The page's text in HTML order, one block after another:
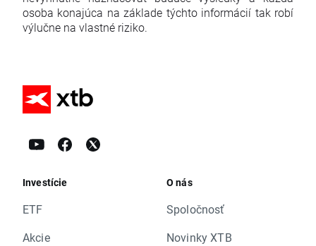
osoba konajúca na základe týchto informácií tak robí
výlučne na vlastné riziko.
Investície
ETF
Akcie
O nás
Spoločnosť
Novinky XTB